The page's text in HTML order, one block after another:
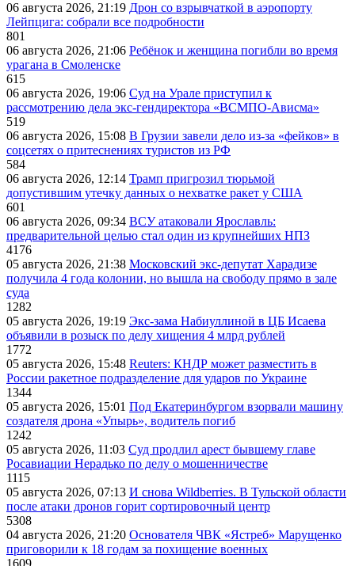
06 августа 2026, 21:19 Дрон со взрывчаткой в аэропорту
Лейпцига: собрали все подробности
801
06 августа 2026, 21:06 Ребёнок и женщина погибли во время
урагана в Смоленске
615
06 августа 2026, 19:06 Суд на Урале приступил к
рассмотрению дела экс-гендиректора «ВСМПО-Ависма»
519
06 августа 2026, 15:08 В Грузии завели дело из-за «фейков» в
соцсетях о притеснениях туристов из РФ
584
06 августа 2026, 12:14 Трамп пригрозил тюрьмой
допустившим утечку данных о нехватке ракет у США
601
06 августа 2026, 09:34 ВСУ атаковали Ярославль:
предварительной целью стал один из крупнейших НПЗ
4176
05 августа 2026, 21:38 Московский экс-депутат Харадизе
получила 4 года колонии, но вышла на свободу прямо в зале
суда
1282
05 августа 2026, 19:19 Экс-зама Набиуллиной в ЦБ Исаева
объявили в розыск по делу хищения 4 млрд рублей
1772
05 августа 2026, 15:48 Reuters: КНДР может разместить в
России ракетное подразделение для ударов по Украине
1344
05 августа 2026, 15:01 Под Екатеринбургом взорвали машину
создателя дрона «Упырь», водитель погиб
1242
05 августа 2026, 11:03 Суд продлил арест бывшему главе
Росавиации Нерадько по делу о мошенничестве
1115
05 августа 2026, 07:13 И снова Wildberries. В Тульской области
после атаки дронов горит сортировочный центр
5308
04 августа 2026, 21:20 Основателя ЧВК «Ястреб» Марущенко
приговорили к 18 годам за похищение военных
1609